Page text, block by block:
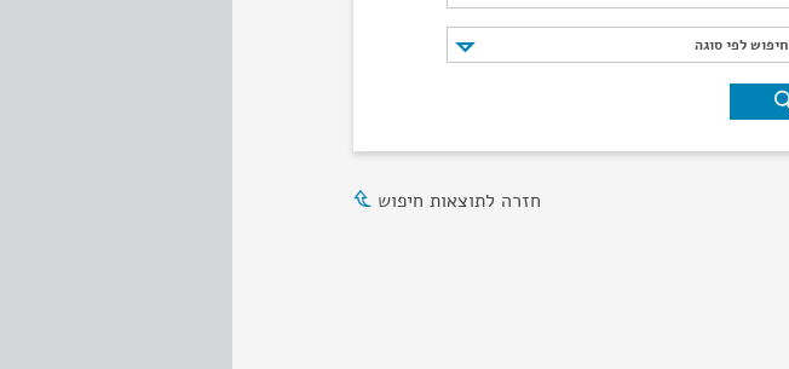
חיפוש לפי סוגה
חיפוש לפי סוגה
חזרה לתוצאות חיפוש